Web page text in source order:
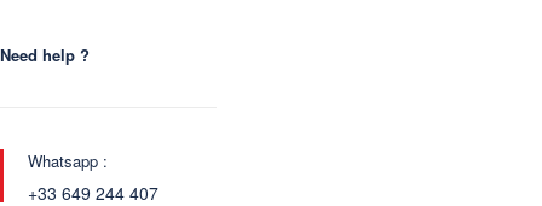
Need help ?
Whatsapp :
+33 649 244 407